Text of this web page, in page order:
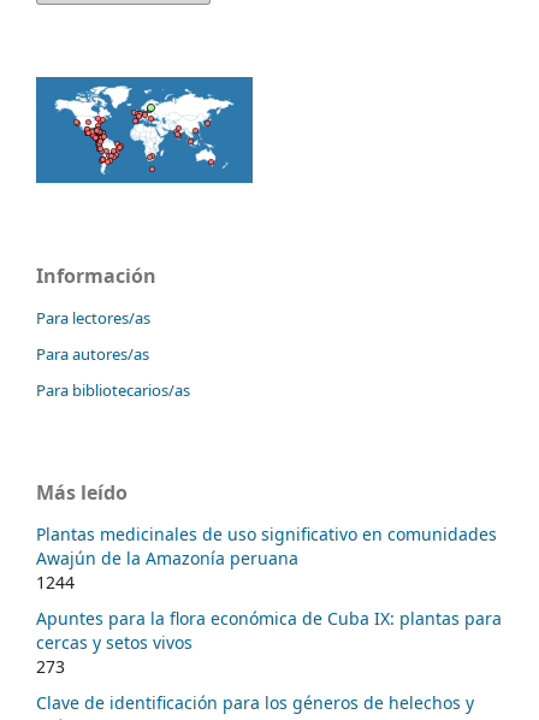
Información
Para lectores/as
Para autores/as
Para bibliotecarios/as
Más leído
Plantas medicinales de uso significativo en comunidades
Awajún de la Amazonía peruana
1244
Apuntes para la flora económica de Cuba IX: plantas para
cercas y setos vivos
273
Clave de identificación para los géneros de helechos y